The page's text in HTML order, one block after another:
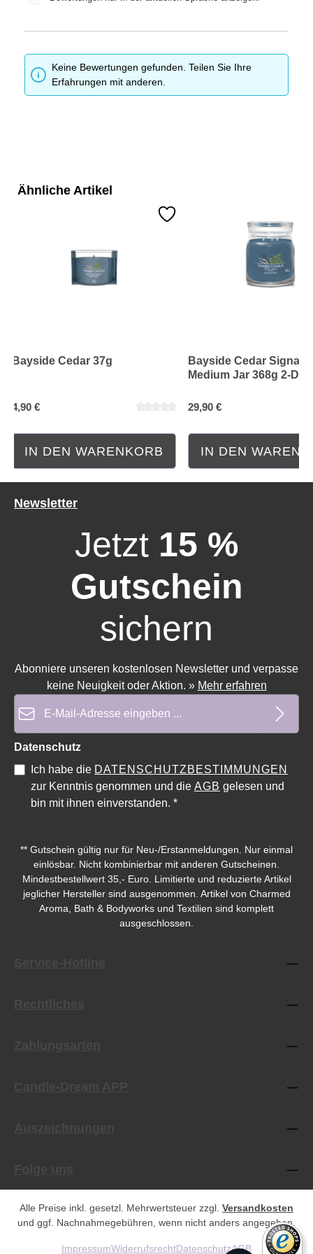
Keine Bewertungen gefunden. Teilen Sie Ihre
Erfahrungen mit anderen.
Ähnliche Artikel
Bayside Cedar 37g
4,90 €
Durchschnittliche Bewertung von 0 von 5 Sternen
IN DEN WARENKORB
Bayside Cedar
Medium Jar 368g 2-
29,90 €
Durchschnittliche
IN DEN
Newsletter
Jetzt 15 %
Gutschein
sichern
Abonniere unseren kostenlosen Newsletter und verpasse
keine Neuigkeit oder Aktion. » Mehr erfahren
Datenschutz
Ich habe die DATENSCHUTZBESTIMMUNGEN
zur Kenntnis genommen und die AGB gelesen und
bin mit ihnen einverstanden. *
** Gutschein gültig nur für Neu-/Erstanmeldungen. Nur einmal
einlösbar. Nicht kombinierbar mit anderen Gutscheinen.
Mindestbestellwert 35,- Euro. Limitierte und reduzierte Artikel
jeglicher Hersteller sind ausgenommen. Artikel von Charmed
Aroma, Bath & Bodyworks und Textilien sind komplett
ausgeschlossen.
Alle Preise inkl. gesetzl. Mehrwertsteuer zzgl. Versandkosten
und ggf. Nachnahmegebühren, wenn nicht anders angegeben.
ImpressumWiderrufsrechtDatenschutzAGB